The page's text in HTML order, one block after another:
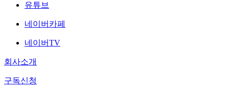
유튜브
네이버카페
네이버TV
회사소개
구독신청